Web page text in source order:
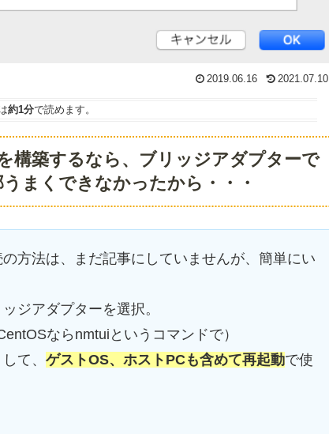
2019.06.16 2021.07.10
約1分で読めます。
構築するなら、ブリッジアダプターで
まくできなかったから・・・
方法は、まだ記事にしていませんが、簡単にい
ジアダプターを選択。
ならnmtuiというコマンドで）
て、 ゲストOS、ホストPCも含めて再起動で使